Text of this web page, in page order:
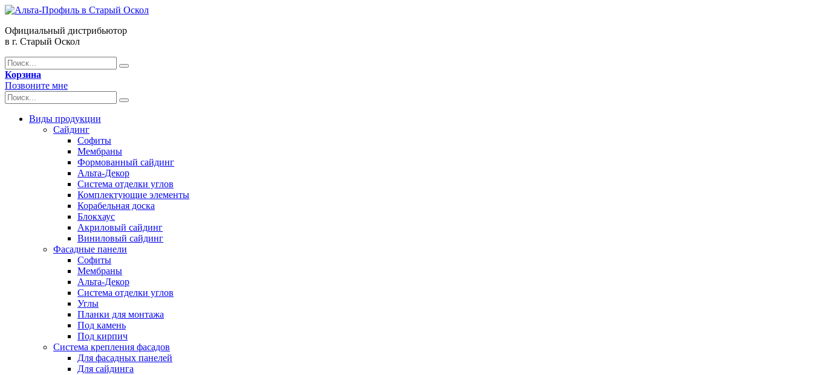
Официальный дистрибьютор
в г. Старый Оскол
Корзина
Позвоните мне
Виды продукции
Сайдинг
Софиты
Мембраны
Формованный сайдинг
Альта-Декор
Система отделки углов
Комплектующие элементы
Корабельная доска
Блокхаус
Акриловый сайдинг
Виниловый сайдинг
Фасадные панели
Софиты
Мембраны
Альта-Декор
Система отделки углов
Углы
Планки для монтажа
Под камень
Под кирпич
Система крепления фасадов
Для фасадных панелей
Для сайдинга